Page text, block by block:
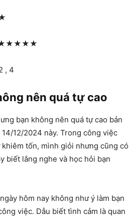
, 4
nên quá tự cao
bạn không nên quá tự cao bản
12/2024 này. Trong công việc
tốn, mình giỏi nhưng cũng có
biết lắng nghe và học hỏi bạn
hôm nay không như ý làm bạn
việc. Dẫu biết tình cảm là quan